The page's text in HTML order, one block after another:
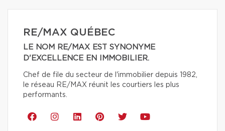
RE/MAX QUÉBEC
LE NOM RE/MAX EST SYNONYME
D'EXCELLENCE EN IMMOBILIER.
Chef de file du secteur de l'immobilier depuis 1982,
le réseau RE/MAX réunit les courtiers les plus
performants.